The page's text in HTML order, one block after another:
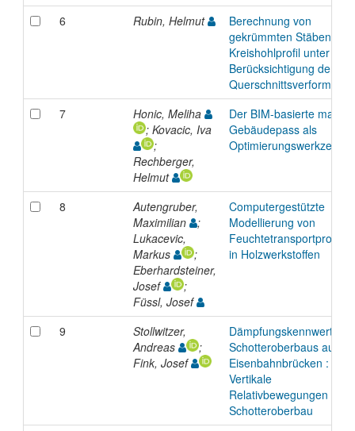
6
Rubin, Helmut
Berechnung von
gekrümmten Stäben mit
Kreishohlprofil unter
Berücksichtigung der
Querschnittsverformung
7
Honic, Meliha
; Kovacic, Iva
;
Rechberger,
Helmut
Der BIM-basierte
Gebäudepass als
Optimierungswerkzeug
8
Autengruber,
Maximilian
;
Lukacevic,
Markus
;
Eberhardsteiner,
Josef
;
Füssl, Josef
Computergestützte
Modellierung von
in Holzwerkstoffen
9
Stollwitzer,
Andreas
;
Fink, Josef
Dämpfungskennwerte
Schotteroberbaus auf
Eisenbahnbrücken : Teil
Vertikale
Relativbewegungen im
Schotteroberbau